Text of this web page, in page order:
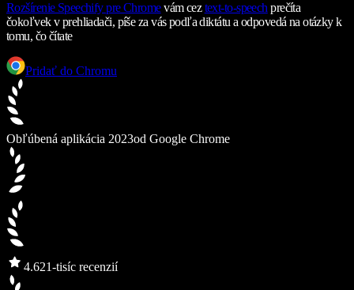
Rozšírenie Speechify pre Chromevám ceztext-to-speech prečíta
čokoľvek v prehliadači, píše za vás podľa diktátu a odpovedá na otázky k
tomu, čo čítate
Pridať do Chromu
Obľúbená aplikácia 2023od Google Chrome
4.621-tisíc recenzií